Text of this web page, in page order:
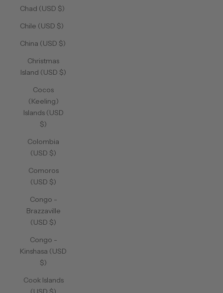
Chad (USD $)
Chile (USD $)
China (USD $)
Christmas
Island (USD $)
Cocos
(Keeling)
Islands (USD
$)
Colombia
(USD $)
Comoros
(USD $)
Congo -
Brazzaville
(USD $)
Congo -
Kinshasa (USD
$)
Cook Islands